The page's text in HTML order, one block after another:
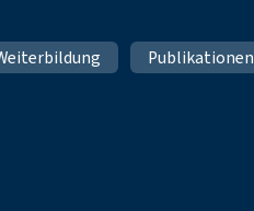
Publikationen